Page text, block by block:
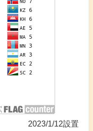
2023/1/12設置